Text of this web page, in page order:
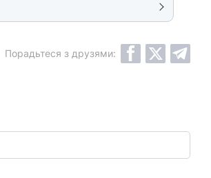
Порадьтеся з друзями: